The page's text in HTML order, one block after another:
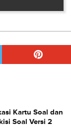
Kartu Soal dan
Soal Versi 2